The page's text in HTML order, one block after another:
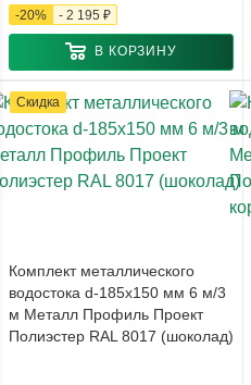
-20% - 2 195 ₽
В КОРЗИНУ
Скидка
Комплект металлического
водостока d-185x150 мм 6 м/3
м Металл Профиль Проект
Полиэстер RAL 8017 (шоколад)